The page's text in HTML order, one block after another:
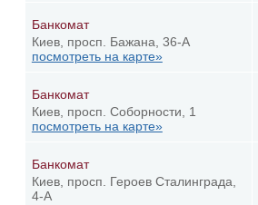
Банкомат
Киев, просп. Бажана, 36-А
посмотреть на карте»
Банкомат
Киев, просп. Соборности, 1
посмотреть на карте»
Банкомат
Киев, просп. Героев Сталинграда,
4-А